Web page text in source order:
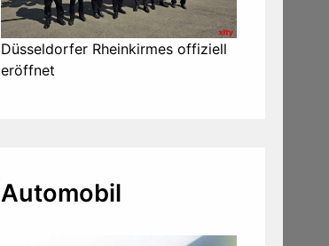
Düsseldorfer Rheinkirmes offiziell
eröffnet
Automobil